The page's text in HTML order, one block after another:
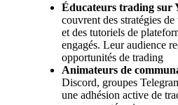
Éducateurs trading sur
couvrent des stratégies
et des tutoriels de
engagés. Leur audience
opportunités de trading
Animateurs de
Discord, groupes
une adhésion active de